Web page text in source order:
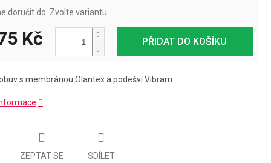
doručit do: Zvolte variantu
PŘIDAT DO KOŠÍKU
Kč
s membránou Olantex a podešví Vibram
ZEPTAT SE SDÍLET